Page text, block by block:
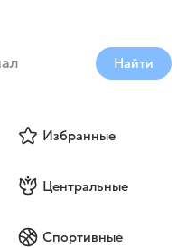
Найти
Избранные
Центральные
Спортивные